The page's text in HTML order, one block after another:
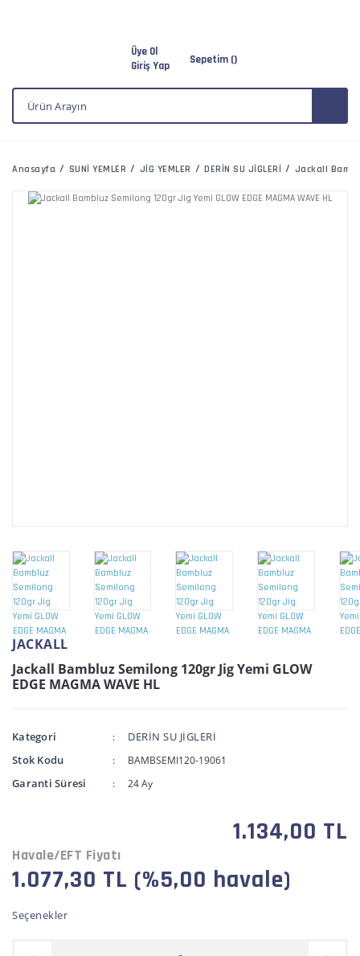
Üye Ol
Giriş Yap
Sepetim ()
Anasayfa SUNİ YEMLER JİG YEMLER DERİN SU JİGLERİ Jackall
JACKALL
Jackall Bambluz Semilong 120gr Jig Yemi GLOW
EDGE MAGMA WAVE HL
Kategori
DERİN SU JİGLERİ
Stok Kodu
BAMBSEMI120-19061
Garanti Süresi 24 Ay
1.134,00 TL
Havale/EFT Fiyatı
1.077,30 TL (%5,00 havale)
Seçenekler